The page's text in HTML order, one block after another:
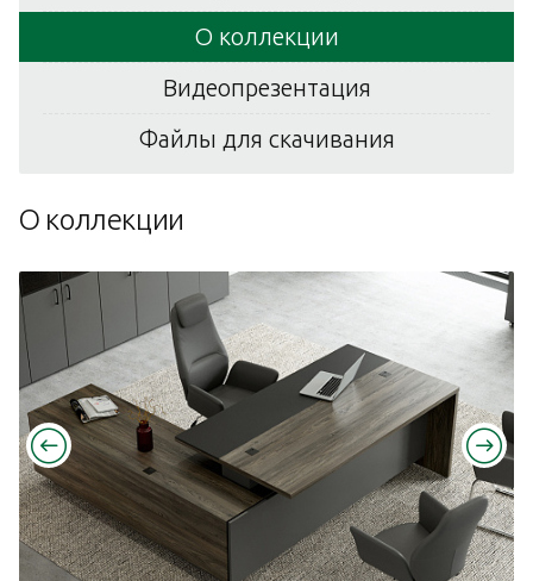
О коллекции
Видеопрезентация
Файлы для скачивания
О коллекции